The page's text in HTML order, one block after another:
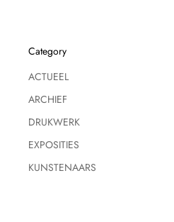
Category
ACTUEEL
ARCHIEF
DRUKWERK
EXPOSITIES
KUNSTENAARS